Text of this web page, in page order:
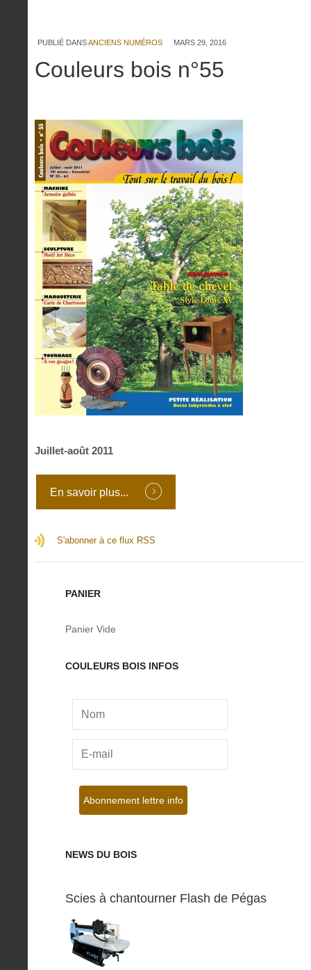
PUBLIÉ DANSANCIENS NUMÉROS MARS 29, 2016
Couleurs bois n°55
Juillet-août 2011
En savoir plus...
S'abonner à ce flux RSS
PANIER
Panier Vide
COULEURS BOIS INFOS
NEWS DU BOIS
Scies à chantourner Flash de Pégas